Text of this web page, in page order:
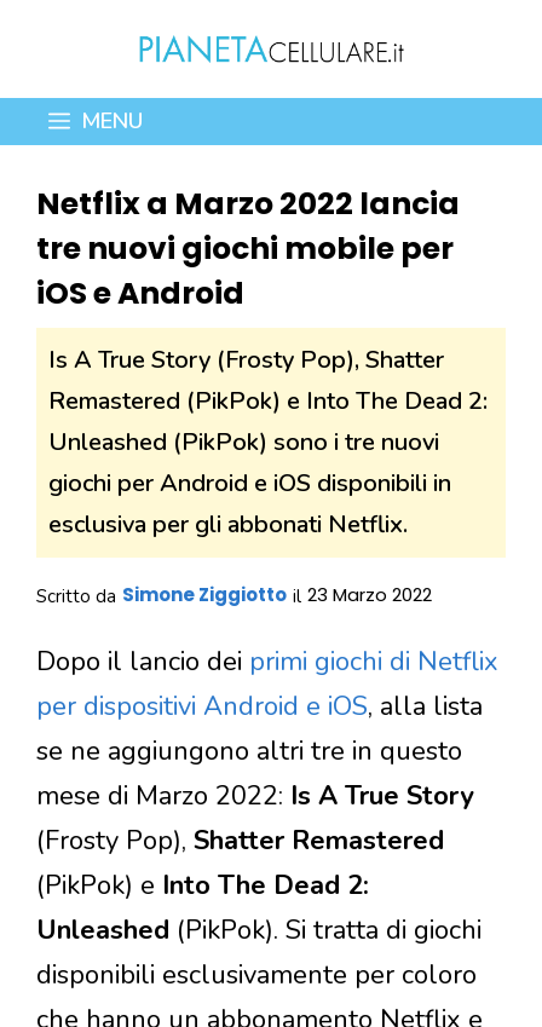
contenuto
MENU
Netflix a Marzo 2022 lancia
tre nuovi giochi mobile per
iOS e Android
Is A True Story (Frosty Pop), Shatter
Remastered (PikPok) e Into The Dead 2:
Unleashed (PikPok) sono i tre nuovi
giochi per Android e iOS disponibili in
esclusiva per gli abbonati Netflix.
Scritto da Simone Ziggiotto il 23 Marzo 2022
Dopo il lancio dei primi giochi di Netflix
per dispositivi Android e iOS, alla lista
se ne aggiungono altri tre in questo
mese di Marzo 2022: Is A True Story
(Frosty Pop), Shatter Remastered
(PikPok) e Into The Dead 2:
Unleashed (PikPok). Si tratta di giochi
disponibili esclusivamente per coloro
che hanno un abbonamento Netflix e